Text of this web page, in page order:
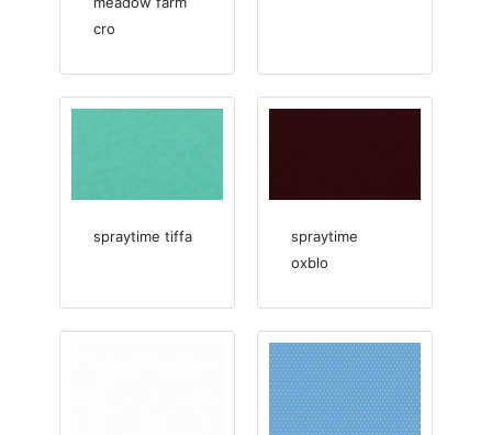
cro
spraytime tiffa
spraytime
oxblo